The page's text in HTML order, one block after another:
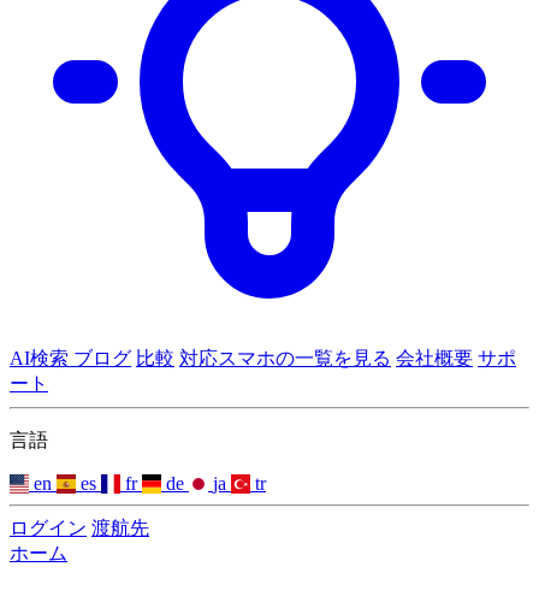
AI検索 ブログ 比較 対応スマホの一覧を見る 会社概要 サポ
ート
言語
en es fr de ja tr
ログイン 渡航先
ホーム